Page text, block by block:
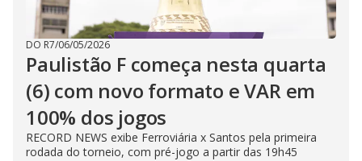
DO R7/06/05/2026
Paulistão F começa nesta quarta
(6) com novo formato e VAR em
100% dos jogos
RECORD NEWS exibe Ferroviária x Santos pela primeira
rodada do torneio, com pré-jogo a partir das 19h45